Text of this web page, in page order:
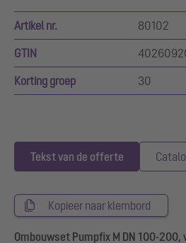
Artikel nr. 80102
GTIN
Korting groep 30
Tekst van de offerte
Kopieer naar klembord
Ombouwset Pumpfix M DN 100-